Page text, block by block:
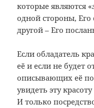
которые являются «
одной стороны,
другой – Его
Если обладатель
её и если не будет
описывающих её
увидеть эту
И только